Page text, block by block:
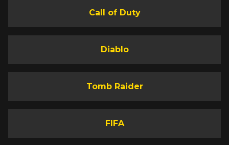
Call of Duty
Diablo
Tomb Raider
FIFA